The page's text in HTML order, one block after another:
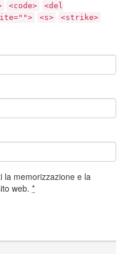
<code>
<del
<s>
<strike>
la memorizzazione e la
web. *